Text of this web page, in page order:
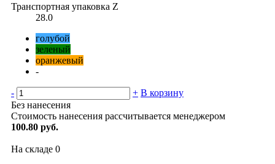
Транспортная упаковка Z
28.0
голубой
зеленый
оранжевый
-
- + В корзину
Без нанесения
Стоимость нанесения рассчитывается менеджером
100.80 руб.
На складе 0